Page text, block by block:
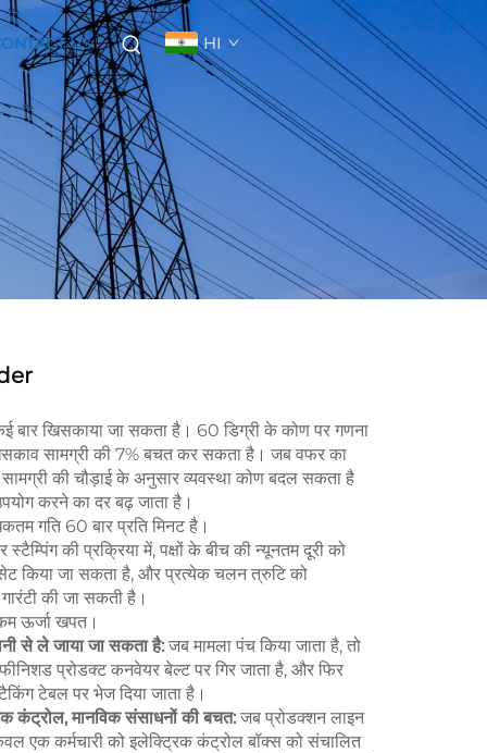
US HI
बार खिसकाया जा सकता है। 60 डिग्री के कोण पर गणना
सामग्री की 7% बचत कर सकता है। जब वफर का
सामग्री की चौड़ाई के अनुसार व्यवस्था कोण बदल सकता है
करने का दर बढ़ जाता है।
गति 60 बार प्रति मिनट है।
स्टैम्पिंग की प्रक्रिया में, पक्षों के बीच की न्यूनतम दूरी को
किया जा सकता है, और प्रत्येक चलन त्रुटि को
की जा सकती है।
ऊर्जा खपत।
से ले जाया जा सकता है: जब मामला पंच किया जाता है, तो
प्रोडक्ट कनवेयर बेल्ट पर गिर जाता है, और फिर
टेबल पर भेज दिया जाता है।
कंट्रोल, मानविक संसाधनों की बचत: जब प्रोडक्शन लाइन
एक कर्मचारी को इलेक्ट्रिक कंट्रोल बॉक्स को संचालित